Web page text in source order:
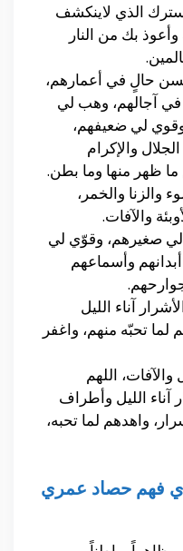
الذي لاينكشف
بك من النار
حالٍ في أعمارهم،
آجالهم، وهب لي
لي ضعيفهم،
الجلال والإكرام
ظهر منها وما بطن.
والزنا والخمر،
والآفات.
صغيرهم، وقوّي لي
وأسماعهم
آناء الليل
لما تحبّه منهم، واغفر
اللهم
الليل وأطراف
واهدهم لما تحبه،
فهم حصاد عمري